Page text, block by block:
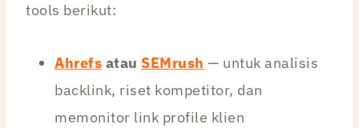
tools berikut:
Ahrefs atau SEMrush — untuk analisis
backlink, riset kompetitor, dan
memonitor link profile klien